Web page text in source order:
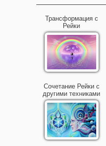
Трансформация с
Рейки
Сочетание Рейки с
другими техниками